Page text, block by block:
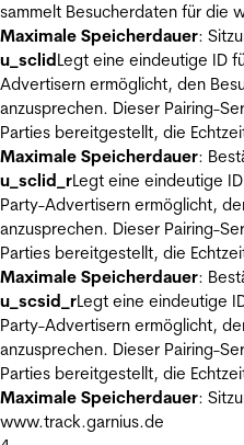
sammelt Besucherdaten für die
Maximale Speicherdauer:
u_sclidLegt eine eindeutige ID
Advertisern ermöglicht, den
anzusprechen. Dieser Pairing-
Parties bereitgestellt, die
Maximale Speicherdauer:
u_sclid_rLegt eine eindeutige
Party-Advertisern ermöglicht,
anzusprechen. Dieser Pairing-
Parties bereitgestellt, die
Maximale Speicherdauer:
u_scsid_rLegt eine eindeutige
Party-Advertisern ermöglicht,
anzusprechen. Dieser Pairing-
Parties bereitgestellt, die
Maximale Speicherdauer:
www.track.garnius.de